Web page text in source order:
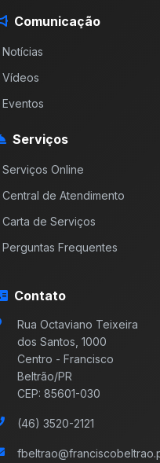
Comunicação
Notícias
Vídeos
Eventos
Serviços
Serviços Online
Central de Atendimento
Carta de Serviços
Perguntas Frequentes
Contato
Rua Octaviano Teixeira
dos Santos, 1000
Centro - Francisco
Beltrão/PR
CEP: 85601-030
(46) 3520-2121